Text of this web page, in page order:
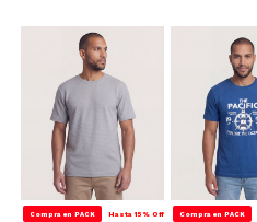
Compra en PACK Hasta 15% Off Compra en PACK